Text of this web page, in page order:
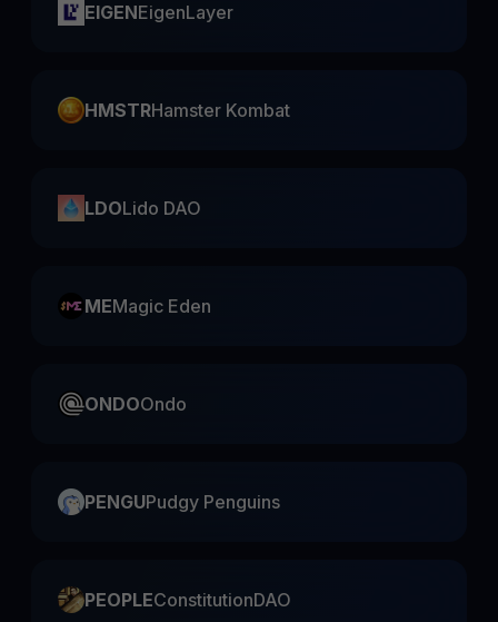
EIGENEigenLayer
HMSTRHamster Kombat
LDOLido DAO
MEMagic Eden
ONDOOndo
PENGUPudgy Penguins
PEOPLEConstitutionDAO